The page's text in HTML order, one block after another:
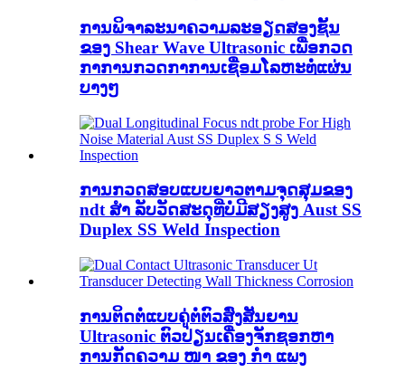
ການພິຈາລະນາຄວາມລະອຽດສອງຊັ້ນ
ຂອງ Shear Wave Ultrasonic ເພື່ອກວດ
ກາການກວດກາການເຊື່ອມໂລຫະທໍ່ແຜ່ນ
ບາງໆ
ການກວດສອບແບບຍາວຕາມຈຸດສຸມຂອງ
ndt ສຳ ລັບວັດສະດຸທີ່ບໍ່ມີສຽງສູງ Aust SS
Duplex SS Weld Inspection
ການຕິດຕໍ່ແບບຄູ່ຕໍ່ຕົວສົ່ງສັນຍານ
Ultrasonic ຕົວປ່ຽນເຄື່ອງຈັກຊອກຫາ
ການກັດຄວາມ ໜາ ຂອງ ກຳ ແພງ